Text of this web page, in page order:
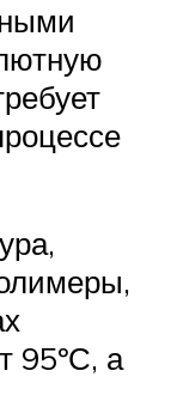
95ºС, а